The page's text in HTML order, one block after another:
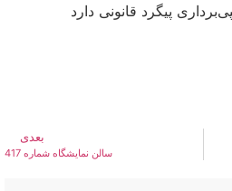
پیگرد قانونی دارد
بعدی
سالن نمایشگاه شماره 417